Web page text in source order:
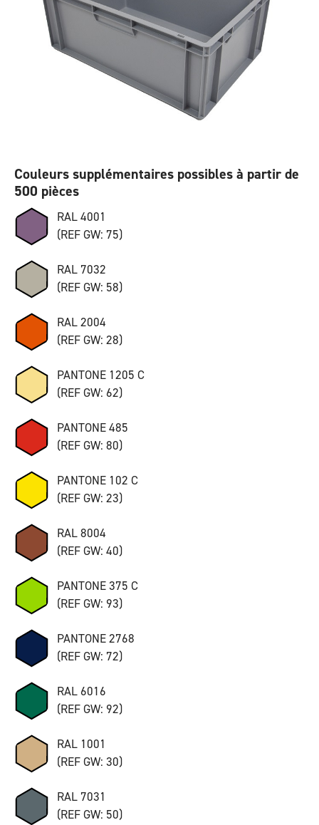
Couleurs supplémentaires possibles à partir de
500 pièces
RAL 4001
(REF GW: 75)
RAL 7032
(REF GW: 58)
RAL 2004
(REF GW: 28)
PANTONE 1205 C
(REF GW: 62)
PANTONE 485
(REF GW: 80)
PANTONE 102 C
(REF GW: 23)
RAL 8004
(REF GW: 40)
PANTONE 375 C
(REF GW: 93)
PANTONE 2768
(REF GW: 72)
RAL 6016
(REF GW: 92)
RAL 1001
(REF GW: 30)
RAL 7031
(REF GW: 50)